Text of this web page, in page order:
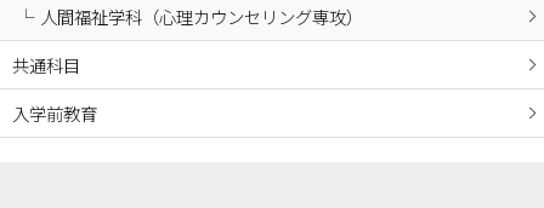
2023年11月
2023年10月
2023年09月
2023年08月
人間福祉学科（心理カウンセリング専攻）
共通科目
入学前教育